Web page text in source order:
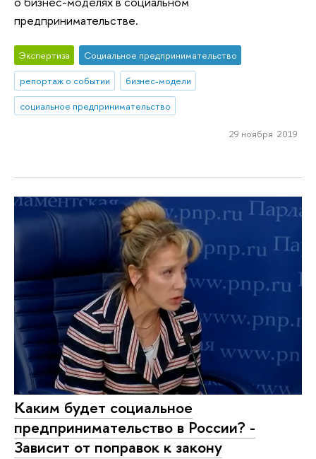
предпринимательстве.
Экспертиза
Социальное предпринимательство
репортаж о событии
бизнес-модели
социальное предпринимательство
29 ноября 2019
Каким будет социальное
предпринимательство в России? -
Зависит от поправок к закону